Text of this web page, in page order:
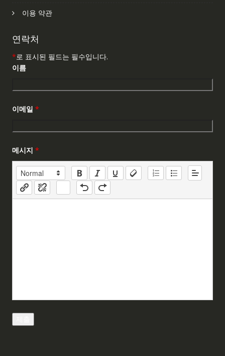
이용 약관
연락처
*로 표시된 필드는 필수입니다.
이름
이메일 *
메시지 *